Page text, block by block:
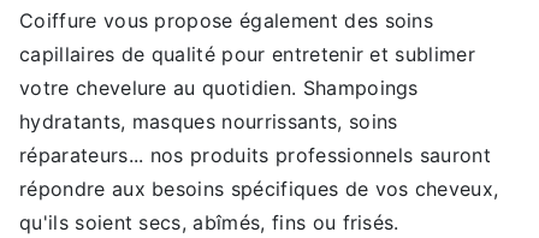
Coiffure vous propose également des soins
capillaires de qualité pour entretenir et sublimer
votre chevelure au quotidien. Shampoings
hydratants, masques nourrissants, soins
réparateurs... nos produits professionnels sauront
répondre aux besoins spécifiques de vos cheveux,
qu'ils soient secs, abîmés, fins ou frisés.